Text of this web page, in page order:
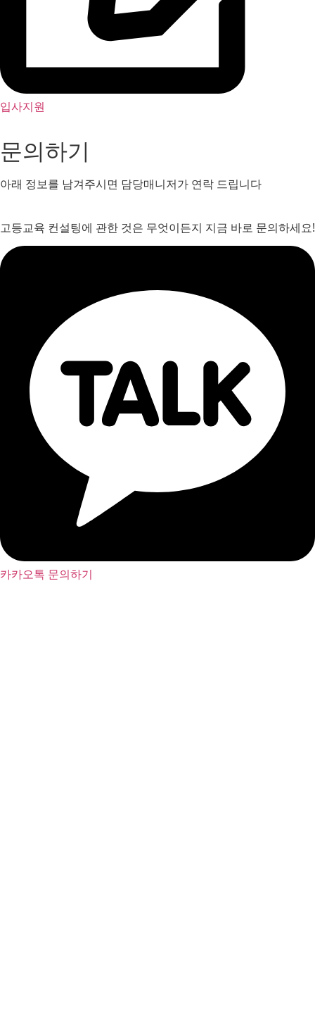
입사지원
문의하기
아래 정보를 남겨주시면 담당매니저가 연락 드립니다
고등교육 컨설팅에 관한 것은 무엇이든지 지금 바로 문의하세요!
카카오톡 문의하기